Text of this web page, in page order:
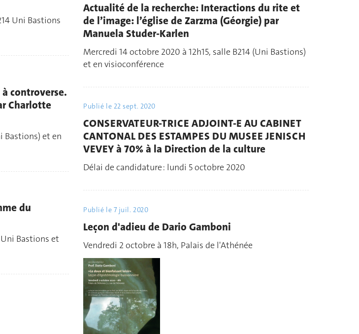
Uni Bastions
Actualité de la recherche: Interactions du rite et
de l’image: l’église de Zarzma (Géorgie) par
Manuela Studer-Karlen
Mercredi 14 octobre 2020 à 12h15, salle B214 (Uni Bastions)
et en visioconférence
controverse.
Charlotte
Bastions) et en
Publié le 22 sept. 2020
CONSERVATEUR-TRICE ADJOINT-E AU CABINET
CANTONAL DES ESTAMPES DU MUSEE JENISCH
VEVEY à 70% à la Direction de la culture
Délai de candidature : lundi 5 octobre 2020
du
Uni Bastions et
Publié le 7 juil. 2020
Leçon d'adieu de Dario Gamboni
Vendredi 2 octobre à 18h, Palais de l'Athénée